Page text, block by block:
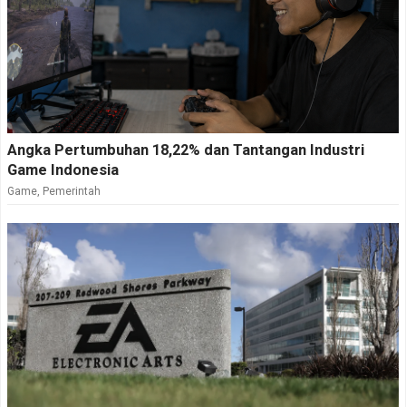
Angka Pertumbuhan 18,22% dan Tantangan Industri
Game Indonesia
Game, Pemerintah